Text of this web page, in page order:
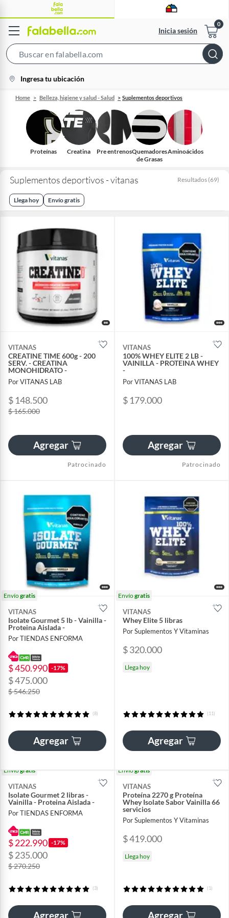
Inicia sesión
Bar
location-
icon
Ingresa tu ubicación
Home Belleza, higiene y salud - Salud Suplementos deportivos
Proteínas Creatina Pre entrenosQuemadores
de Grasas
Aminoácidos
Suplementos deportivos - vitanas Resultados (69)
Llega hoy Envío gratis
VITANAS
CREATINE TIME 600g - 200
SERV. - CREATINA
MONOHIDRATO -
Por VITANAS LAB
$ 148.500
$ 165.000
Agregar
Patrocinado
VITANAS
100% WHEY ELITE 2 LB -
VAINILLA - PROTEINA WHEY
-
Por VITANAS LAB
$ 179.000
Agregar
Patrocinado
Envíogratis
VITANAS
Isolate Gourmet 5 lb - Vainilla -
Proteina Aislada -
Por TIENDAS ENFORMA
$ 450.990 -17%
$ 475.000
$ 546.250
(8)
Agregar
Envíogratis
VITANAS
Whey Elite 5 libras
Por Suplementos Y Vitaminas
$ 320.000
Llega hoy
(11)
Agregar
Envíogratis
VITANAS
Isolate Gourmet 2 libras -
Vainilla - Proteina Aislada -
Por TIENDAS ENFORMA
$ 222.990 -17%
$ 235.000
$ 270.250
(3)
Agregar
Envíogratis
VITANAS
Proteína 2270 g Proteína
Whey Isolate Sabor Vainilla 66
servicios
Por Suplementos Y Vitaminas
$ 419.000
Llega hoy
(1)
Agregar